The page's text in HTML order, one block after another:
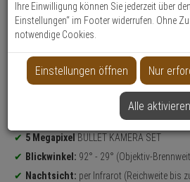
SucheProduktmerkmale
Datenblatt drucken
2x Aufkleber, 4x Bullet Kamera
5 MegapixelBULLET KAMERA SET
Blickwinkel: 92° - 29° (Objektiv-
Nachtsicht: per Infrarot (Reichweite bis
Ihre Einwilligung können Sie jederzeit über
Einstellungen“ im Footer widerrufen. Ohne
notwendige Cookies.
Einstellungen öffnen Nur
Alle aktivieren